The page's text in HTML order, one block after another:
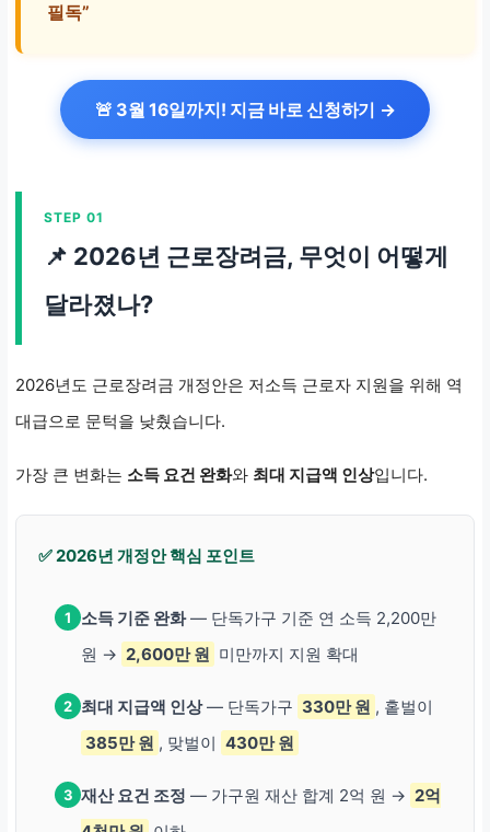
필독”
🚨 3월 16일까지! 지금 바로 신청하기 →
STEP 01
📌 2026년 근로장려금, 무엇이 어떻게
달라졌나?
2026년도 근로장려금 개정안은 저소득 근로자 지원을 위해 역
대급으로 문턱을 낮췄습니다.
가장 큰 변화는 소득 요건 완화와 최대 지급액 인상입니다.
✅ 2026년 개정안 핵심 포인트
1 소득 기준 완화— 단독가구 기준 연 소득 2,200만
원 → 2,600만 원 미만까지 지원 확대
2 최대 지급액 인상— 단독가구 330만 원 , 홑벌이
385만 원 , 맞벌이 430만 원
3 재산 요건 조정 — 가구원 재산 합계 2억 원 → 2억